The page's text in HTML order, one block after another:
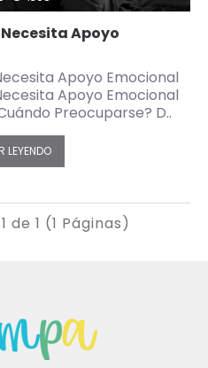
Apoyo
Apoyo Emocional
Apoyo Emocional
Preocuparse? D..
LEYENDO
de 1 (1 Páginas)